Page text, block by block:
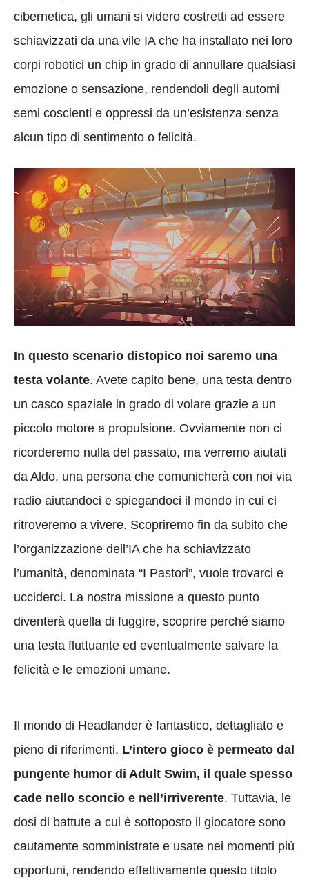
cibernetica, gli umani si videro costretti ad essere
schiavizzati da una vile IA che ha installato nei loro
corpi robotici un chip in grado di annullare qualsiasi
emozione o sensazione, rendendoli degli automi
semi coscienti e oppressi da un’esistenza senza
alcun tipo di sentimento o felicità.
In questo scenario distopico noi saremo una
testa volante. Avete capito bene, una testa dentro
un casco spaziale in grado di volare grazie a un
piccolo motore a propulsione. Ovviamente non ci
ricorderemo nulla del passato, ma verremo aiutati
da Aldo, una persona che comunicherà con noi via
radio aiutandoci e spiegandoci il mondo in cui ci
ritroveremo a vivere. Scopriremo fin da subito che
l’organizzazione dell’IA che ha schiavizzato
l’umanità, denominata “I Pastori”, vuole trovarci e
ucciderci. La nostra missione a questo punto
diventerà quella di fuggire, scoprire perché siamo
una testa fluttuante ed eventualmente salvare la
felicità e le emozioni umane.
Il mondo di Headlander è fantastico, dettagliato e
pieno di riferimenti. L’intero gioco è permeato dal
pungente humor di Adult Swim, il quale spesso
cade nello sconcio e nell’irriverente. Tuttavia, le
dosi di battute a cui è sottoposto il giocatore sono
cautamente somministrate e usate nei momenti più
opportuni, rendendo effettivamente questo titolo